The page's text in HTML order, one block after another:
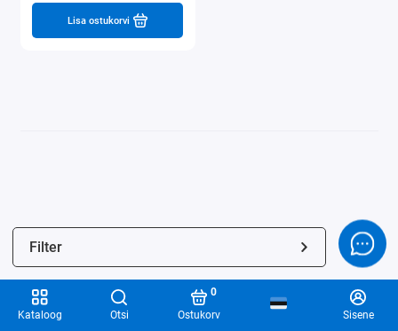
Kataloog Otsi Ostukorv
0
Sisene
Filter
Lisa ostukorvi